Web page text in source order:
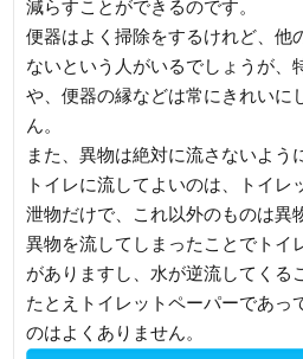
減らすことができるのです。
便器はよく掃除をするけれど、他
ないという人がいるでしょうが、
や、便器の縁などは常にきれいに
ん。
また、異物は絶対に流さないよう
トイレに流してよいのは、トイレ
泄物だけで、これ以外のものは異
異物を流してしまったことでトイ
がありますし、水が逆流してくる
たとえトイレットペーパーであっ
のはよくありません。